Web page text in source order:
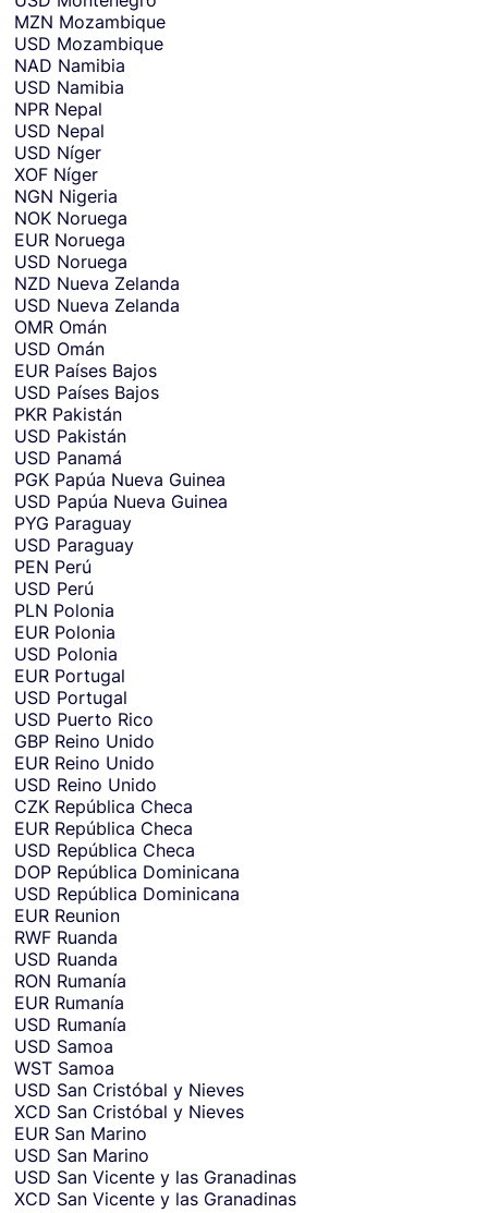
MZN Mozambique
USD Mozambique
NAD Namibia
USD Namibia
NPR Nepal
USD Nepal
USD Níger
XOF Níger
NGN Nigeria
NOK Noruega
EUR Noruega
USD Noruega
NZD Nueva Zelanda
USD Nueva Zelanda
OMR Omán
USD Omán
EUR Países Bajos
USD Países Bajos
PKR Pakistán
USD Pakistán
USD Panamá
PGK Papúa Nueva Guinea
USD Papúa Nueva Guinea
PYG Paraguay
USD Paraguay
PEN Perú
USD Perú
PLN Polonia
EUR Polonia
USD Polonia
EUR Portugal
USD Portugal
USD Puerto Rico
GBP Reino Unido
EUR Reino Unido
USD Reino Unido
CZK República Checa
EUR República Checa
USD República Checa
DOP República Dominicana
USD República Dominicana
EUR Reunion
RWF Ruanda
USD Ruanda
RON Rumanía
EUR Rumanía
USD Rumanía
USD Samoa
WST Samoa
USD San Cristóbal y Nieves
XCD San Cristóbal y Nieves
EUR San Marino
USD San Marino
USD San Vicente y las Granadinas
XCD San Vicente y las Granadinas